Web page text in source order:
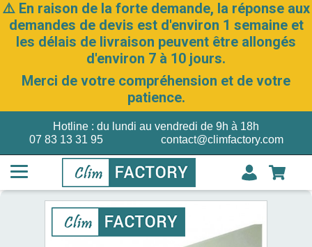
⚠️ En raison de la forte demande, la réponse aux
demandes de devis est d'environ 1 semaine et
les délais de livraison peuvent être allongés
d'environ 7 à 10 jours.
Merci de votre compréhension et de votre
patience.
07 83 13 31 95
Hotline : du lundi au vendredi de 9h à 18h
contact@climfactory.com